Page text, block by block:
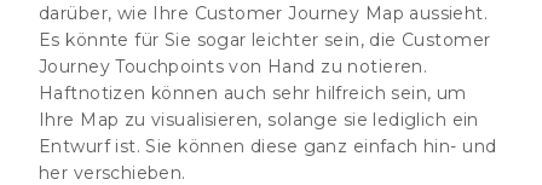
darüber, wie Ihre Customer Journey Map aussieht.
Es könnte für Sie sogar leichter sein, die Customer
Journey Touchpoints von Hand zu notieren.
Haftnotizen können auch sehr hilfreich sein, um
Ihre Map zu visualisieren, solange sie lediglich ein
Entwurf ist. Sie können diese ganz einfach hin- und
her verschieben.